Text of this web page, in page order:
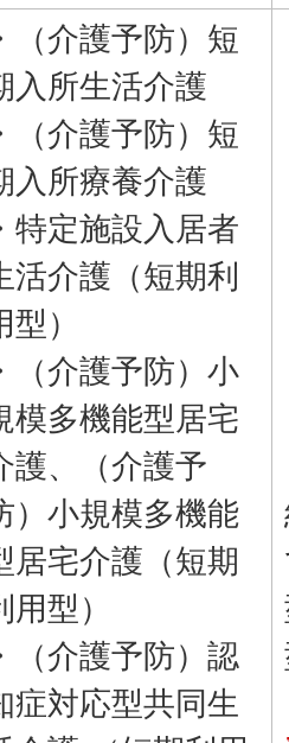
（介護予防）短
入所生活介護
（介護予防）短
入所療養介護
特定施設入居者
活介護（短期利
型）
（介護予防）小
模多機能型居宅
護、（介護予
）小規模多機能
居宅介護（短期
用型）
（介護予防）認
症対応型共同生